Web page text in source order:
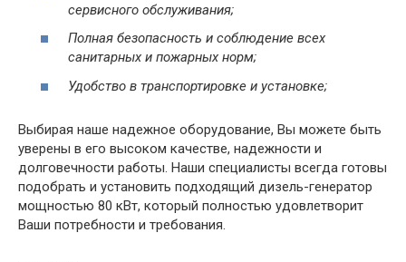
сервисного обслуживания;
Полная безопасность и соблюдение всех
санитарных и пожарных норм;
Удобство в транспортировке и установке;
Выбирая наше надежное оборудование, Вы можете быть
уверены в его высоком качестве, надежности и
долговечности работы. Наши специалисты всегда готовы
подобрать и установить подходящий дизель-генератор
мощностью 80 кВт, который полностью удовлетворит
Ваши потребности и требования.